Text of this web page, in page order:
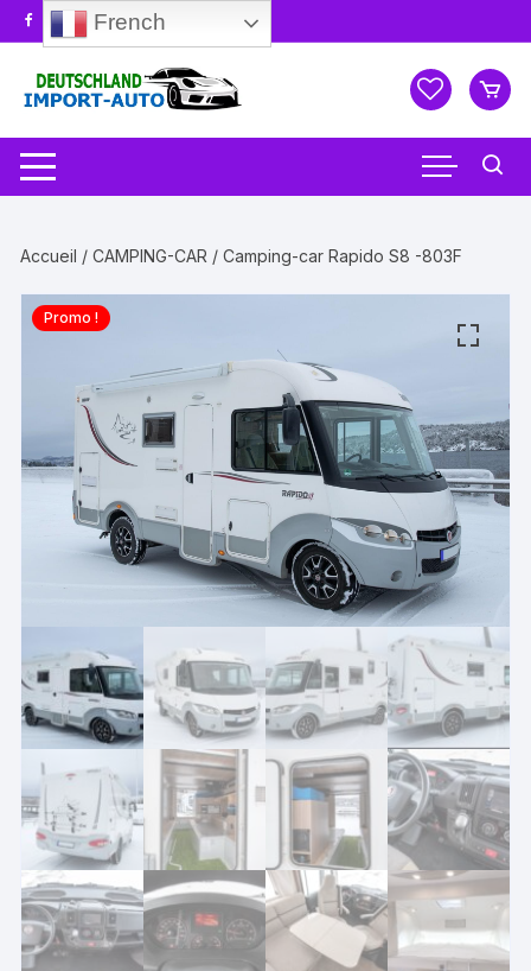
Aller
au
contenu
Accueil /CAMPING-CAR / Camping-car Rapido S8 -803F
Promo !
French